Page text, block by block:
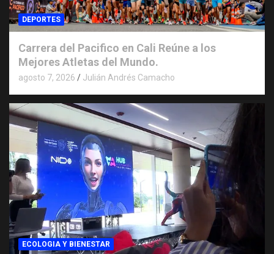
DEPORTES
Carrera del Pacifico en Cali Reúne a los
Mejores Atletas del Mundo.
agosto 7, 2026 Julián Andrés Camacho
ECOLOGIA Y BIENESTAR